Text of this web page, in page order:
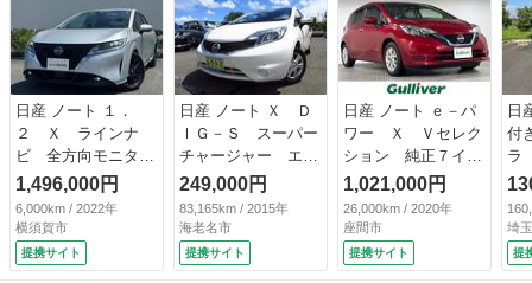
日産 ノート １．
２ Ｘ ラインナ
ビ 全方向モニタ
ー 全周カメラ エ
マージェンシーＢ
ＷエアＢ ＬＥＤヘ
ットライト １オー
ナー ＥＴＣ車載
1,496,000円
6,000km / 2022年
横須賀市
提携サイト
日産 ノート Ｘ Ｄ
ＩＧ－Ｓ スーパー
チャージャー エマ
ージェンシーブレー
キ ナビ フルセ
グ ブルートゥー
ス ＥＴＣ アラウ
ンドビューカメラ
249,000円
83,165km / 2015年
海老名市
提携サイト
日産 ノート ｅ－パ
ワー Ｘ Ｖセレク
ション 純正７イン
チＳＤナビＡＭ Ｆ
Ｍ Ｂｌｕｅｔｏｏ
ｔｈ ＳＤ ＤＶＤ
エマージェンシーブ
レーキ横滑り防止車
1,021,000円
26,000km / 2020年
座間市
提携サイト
日
付
ラ
ラ
埼
提